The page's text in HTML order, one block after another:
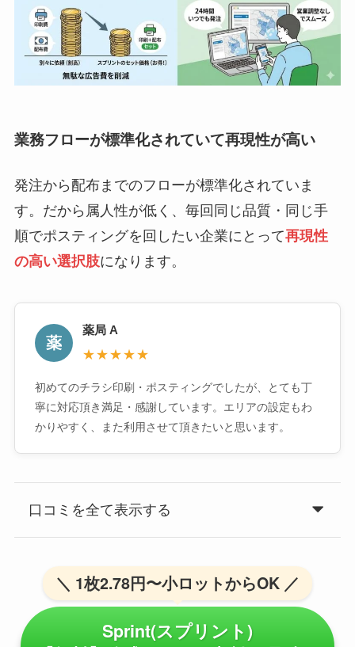
業務フローが標準化されていて再現性が高い
発注から配布までのフローが標準化されていま
す。だから属人性が低く、毎回同じ品質・同じ手
順でポスティングを回したい企業にとって再現性
の高い選択肢になります。
薬
薬局 A
★★★★★
初めてのチラシ印刷・ポスティングでしたが、とても丁
寧に対応頂き満足・感謝しています。エリアの設定もわ
かりやすく、また利用させて頂きたいと思います。
口コミを全て表示する
＼ 1枚2.78円〜小ロットからOK ／
Sprint(スプリント)